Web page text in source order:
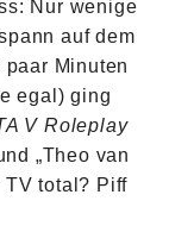
Nur wenige
auf dem
Minuten
egal) ging
V Roleplay
„Theo van
TV total? Piff